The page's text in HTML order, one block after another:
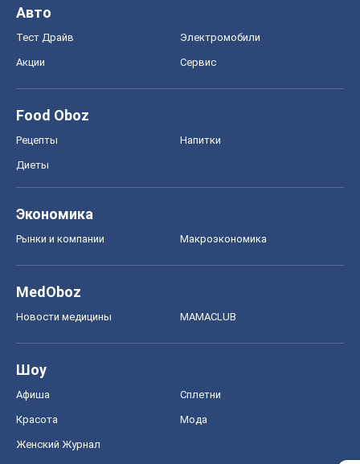
Авто
Тест Драйв Электромобили
Акции Сервис
Food Oboz
Рецепты Напитки
Диеты
Экономика
Рынки и компании Mакроэкономика
MedOboz
Новости медицины MAMACLUB
Шоу
Афиша Сплетни
Красота Мода
Женский Журнал